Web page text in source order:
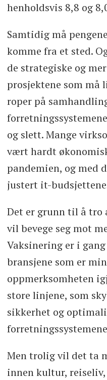
henholdsvis 8,8 og
Samtidig må
komme fra et sted.
de strategiske og
prosjektene som må
roper på
og slett. Mange
vært hardt
pandemien, og med
justert it-
Det er grunn til å tro
vil bevege seg mot
Vaksinering er i
bransjene som er
oppmerksomheten
store linjene, som
sikkerhet og
Men trolig vil det ta
innen kultur, reiseliv,